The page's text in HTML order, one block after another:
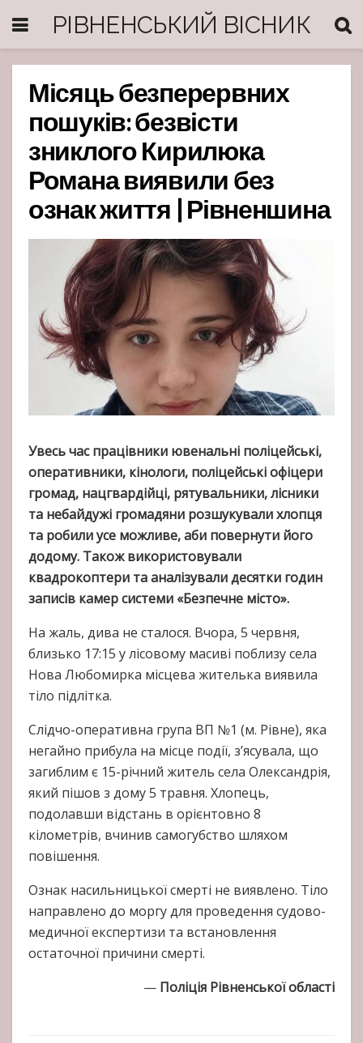
РІВНЕНСЬКИЙ ВІСНИК
Місяць безперервних
пошуків: безвісти
зниклого Кирилюка
Романа виявили без
ознак життя | Рівненшина
Увесь час працівники ювенальні поліцейські,
оперативники, кінологи, поліцейські офіцери
громад, нацгвардійці, рятувальники, лісники
та небайдужі громадяни розшукували хлопця
та робили усе можливе, аби повернути його
додому. Також використовували
квадрокоптери та аналізували десятки годин
записів камер системи «Безпечне місто».
На жаль, дива не сталося. Вчора, 5 червня,
близько 17:15 у лісовому масиві поблизу села
Нова Любомирка місцева жителька виявила
тіло підлітка.
Слідчо-оперативна група ВП №1 (м. Рівне), яка
негайно прибула на місце події, з’ясувала, що
загиблим є 15-річний житель села Олександрія,
який пішов з дому 5 травня. Хлопець,
подолавши відстань в орієнтовно 8
кілометрів, вчинив самогубство шляхом
повішення.
Ознак насильницької смерті не виявлено. Тіло
направлено до моргу для проведення судово-
медичної експертизи та встановлення
остаточної причини смерті.
— Поліція Рівненської області